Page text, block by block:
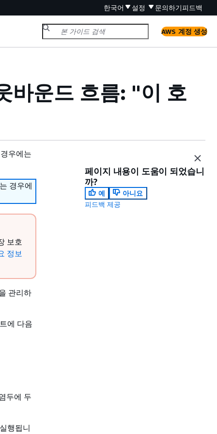
한국어 설정 문의하기피드백
AWS 계정 생성
바운드 흐름: "이 호
우에는
경우에
보호
정보
관리하
에 다음
두에 두
행됩니
페이지 내용이 도움이 되었습니
까?
예
아니요
피드백 제공